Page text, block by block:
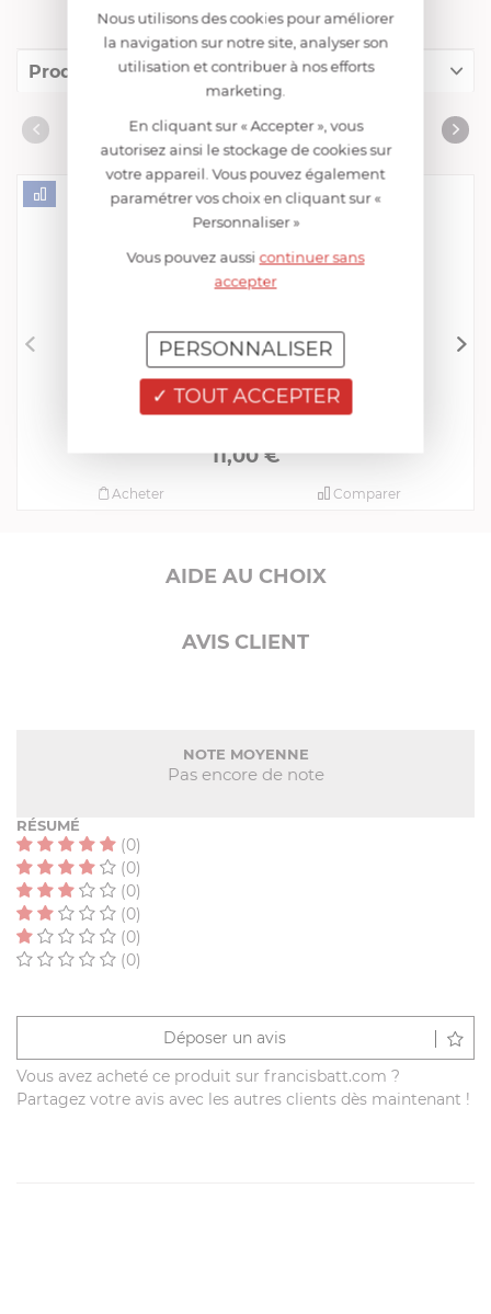
Produits conseillés
Consommables complémentaires
Livres de cuisine
PRODUITS CONSEILLÉS
CRISTEL
Éplucheur Economique
11,00 €
Comparer
Acheter
AIDE AU CHOIX
AVIS CLIENT
NOTE MOYENNE
Pas encore de note
RÉSUMÉ
(0)
(0)
(0)
(0)
(0)
(0)
Déposer un avis
Vous avez acheté ce produit sur francisbatt.com ?
Partagez votre avis avec les autres clients dès maintenant !
Nous utilisons des cookies pour améliorer
la navigation sur notre site, analyser son
utilisation et contribuer à nos efforts
marketing.
En cliquant sur « Accepter », vous
autorisez ainsi le stockage de cookies sur
votre appareil. Vous pouvez également
paramétrer vos choix en cliquant sur «
Personnaliser »
Vous pouvez aussicontinuer sans
accepter
TOUT ACCEPTER
PERSONNALISER